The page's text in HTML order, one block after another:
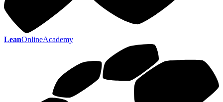
LeanOnlineAcademy